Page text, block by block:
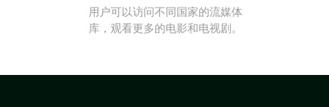
用户可以访问不同国家的流媒体
库，观看更多的电影和电视剧。